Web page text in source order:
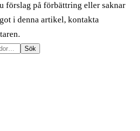
förslag på förbättring eller saknar
i denna artikel, kontakta
.
Sök